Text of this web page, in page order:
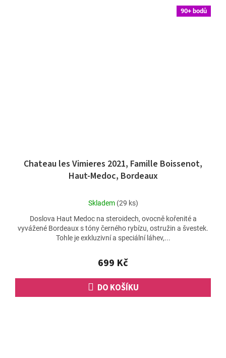
90+ bodů
Chateau les Vimieres 2021, Famille Boissenot,
Haut-Medoc, Bordeaux
Průměrné
produktu
je
5,0
5
hvězdiček.
Skladem (29 ks)
699 Kč
DO KOŠÍKU
Doslova Haut Medoc na steroidech, ovocně kořenité a
vyvážené Bordeaux s tóny černého rybízu, ostružin a švestek.
Tohle je exkluzivní a speciální láhev,...